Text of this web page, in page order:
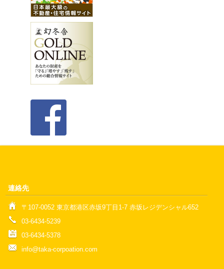
連絡先
〒107-0052 東京都港区赤坂9丁目1-7 赤坂レジデンシャル652
03-6434-5239
03-6434-5378
info@taka-corpoation.com